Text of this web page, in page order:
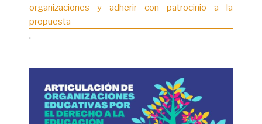
organizaciones y adherir con patrocinio a la
propuesta
.